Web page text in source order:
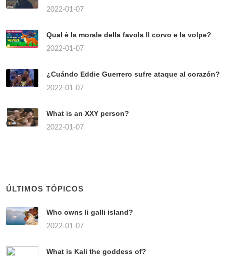
2022-01-07
Qual è la morale della favola Il corvo e la volpe?
2022-01-07
¿Cuándo Eddie Guerrero sufre ataque al corazón?
2022-01-07
What is an XXY person?
2022-01-07
ÚLTIMOS TÓPICOS
Who owns li galli island?
2022-01-07
What is Kali the goddess of?